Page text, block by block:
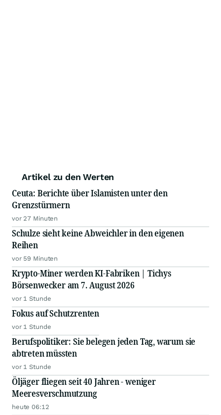
Artikel zu den Werten
Ceuta: Berichte über Islamisten unter den
Grenzstürmern
vor 27 Minuten
Schulze sieht keine Abweichler in den eigenen
Reihen
vor 59 Minuten
Krypto-Miner werden KI-Fabriken | Tichys
Börsenwecker am 7. August 2026
vor 1 Stunde
Fokus auf Schutzrenten
vor 1 Stunde
Berufspolitiker: Sie belegen jeden Tag, warum sie
abtreten müssten
vor 1 Stunde
Öljäger fliegen seit 40 Jahren - weniger
Meeresverschmutzung
heute 06:12